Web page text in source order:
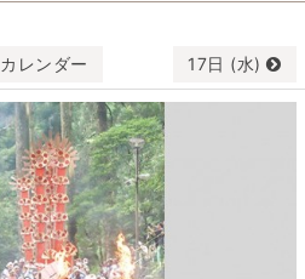
カレンダー 17日 (水)
水 木
3 4
10 11
17 18